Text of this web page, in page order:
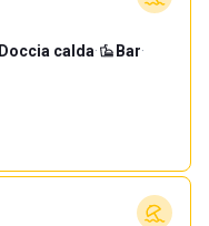
Doccia calda· Bar·